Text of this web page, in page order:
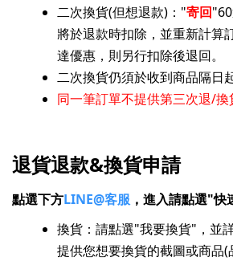
二次換貨(但想退款)："寄回
將於退款時扣除，並重新計算
達優惠，則另行扣除後退回。
二次換貨仍須於收到商品隔日
同一筆訂單不提供第三次退/換
退貨退款&換貨申請
點選下方LINE@客服 ，進入請點選"快
換貨：請點選"我要換貨" ，並
提供您想要換貨的截圖或商品(